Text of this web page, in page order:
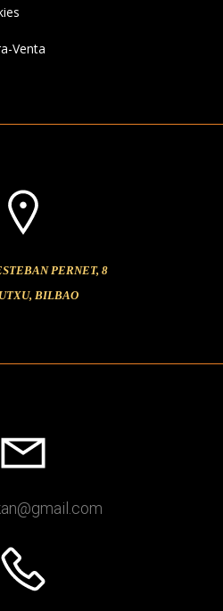
Venta
PERNET, 8
BILBAO
@gmail .com